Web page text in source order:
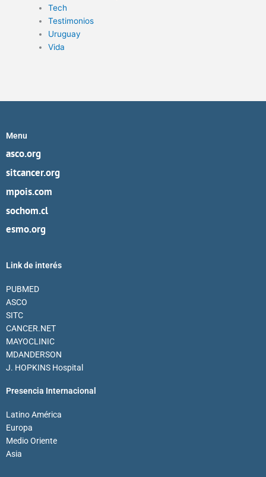
Tech
Testimonios
Uruguay
Vida
Menu
asco.org
sitcancer.org
mpois.com
sochom.cl
esmo.org
Link de interés
PUBMED
ASCO
SITC
CANCER.NET
MAYOCLINIC
MDANDERSON
J. HOPKINS Hospital
Presencia Internacional
Latino América
Europa
Medio Oriente
Asia